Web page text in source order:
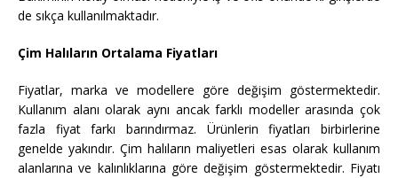
de sıkça kullanılmaktadır.
Çim Halıların Ortalama Fiyatları
Fiyatlar, marka ve modellere göre değişim göstermektedir.
Kullanım alanı olarak aynı ancak farklı modeller arasında çok
fazla fiyat farkı barındırmaz. Ürünlerin fiyatları birbirlerine
genelde yakındır. Çim halıların maliyetleri esas olarak kullanım
alanlarına ve kalınlıklarına göre değişim göstermektedir. Fiyatı